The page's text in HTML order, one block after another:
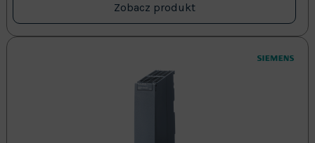
Zobacz produkt